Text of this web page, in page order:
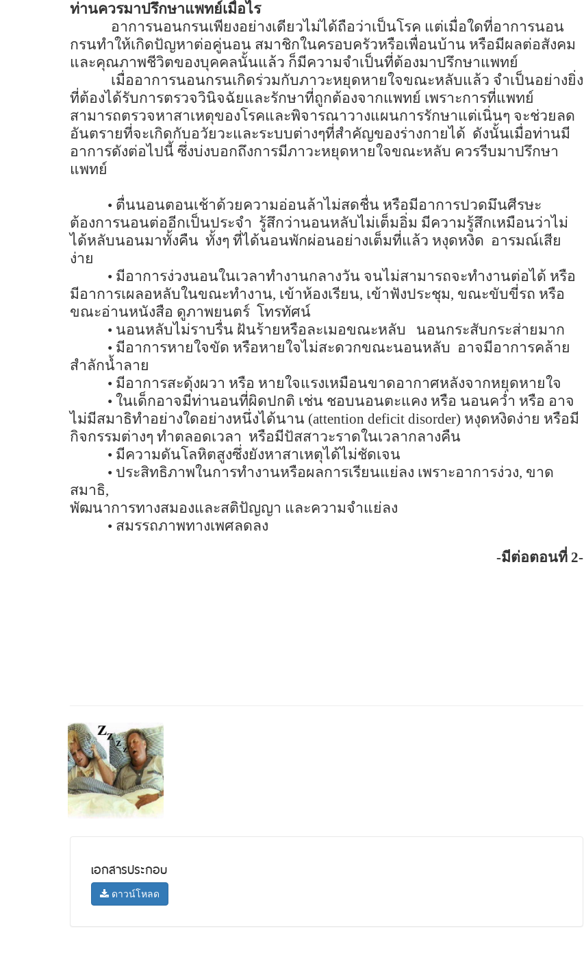
ท่านควรมาปรึกษาแพทย์เมื่อไร
อาการนอนกรนเพียงอย่างเดียวไม่ได้ถือว่าเป็นโรค แต่เมื่อใดที่อาการนอน
กรนทำให้เกิดปัญหาต่อคู่นอน สมาชิกในครอบครัวหรือเพื่อนบ้าน หรือมีผลต่อสังคม
และคุณภาพชีวิตของบุคคลนั้นแล้ว ก็มีความจำเป็นที่ต้องมาปรึกษาแพทย์
เมื่ออาการนอนกรนเกิดร่วมกับภาวะหยุดหายใจขณะหลับแล้ว จำเป็นอย่างยิ่ง
ที่ต้องได้รับการตรวจวินิจฉัยและรักษาที่ถูกต้องจากแพทย์ เพราะการที่แพทย์
สามารถตรวจหาสาเหตุของโรคและพิจารณาวางแผนการรักษาแต่เนิ่นๆ จะช่วยลด
อันตรายที่จะเกิดกับอวัยวะและระบบต่างๆที่สำคัญของร่างกายได้ ดังนั้นเมื่อท่านมี
อาการดังต่อไปนี้ ซึ่งบ่งบอกถึงการมีภาวะหยุดหายใจขณะหลับ ควรรีบมาปรึกษา
แพทย์
• ตื่นนอนตอนเช้าด้วยความอ่อนล้าไม่สดชื่น หรือมีอาการปวดมึนศีรษะ
ต้องการนอนต่ออีกเป็นประจำ รู้สึกว่านอนหลับไม่เต็มอิ่ม มีความรู้สึกเหมือนว่าไม่
ได้หลับนอนมาทั้งคืน ทั้งๆ ที่ได้นอนพักผ่อนอย่างเต็มที่แล้ว หงุดหงิด อารมณ์เสีย
ง่าย
• มีอาการง่วงนอนในเวลาทำงานกลางวัน จนไม่สามารถจะทำงานต่อได้ หรือ
มีอาการเผลอหลับในขณะทำงาน, เข้าห้องเรียน, เข้าฟังประชุม, ขณะขับขี่รถ หรือ
ขณะอ่านหนังสือ ดูภาพยนตร์ โทรทัศน์
• นอนหลับไม่ราบรื่น ฝันร้ายหรือละเมอขณะหลับ
นอนกระสับกระส่ายมาก
• มีอาการหายใจขัด หรือหายใจไม่สะดวกขณะนอนหลับ อาจมีอาการคล้าย
สำลักน้ำลาย
• มีอาการสะดุ้งผวา หรือ หายใจแรงเหมือนขาดอากาศหลังจากหยุดหายใจ
• ในเด็กอาจมีท่านอนที่ผิดปกติ เช่น ชอบนอนตะแคง หรือ นอนคว่ำ หรือ อาจ
ไม่มีสมาธิทำอย่างใดอย่างหนึ่งได้นาน (attention deficit disorder) หงุดหงิดง่าย หรือมี
กิจกรรมต่างๆ ทำตลอดเวลา หรือมีปัสสาวะราดในเวลากลางคืน
• มีความดันโลหิตสูงซึ่งยังหาสาเหตุได้ไม่ชัดเจน
• ประสิทธิภาพในการทำงานหรือผลการเรียนแย่ลง เพราะอาการง่วง, ขาด
สมาธิ,
พัฒนาการทางสมองและสติปัญญา และความจำแย่ลง
• สมรรถภาพทางเพศลดลง
-มีต่อตอนที่ 2-
เอกสารประกอบ
ดาวน์โหลด